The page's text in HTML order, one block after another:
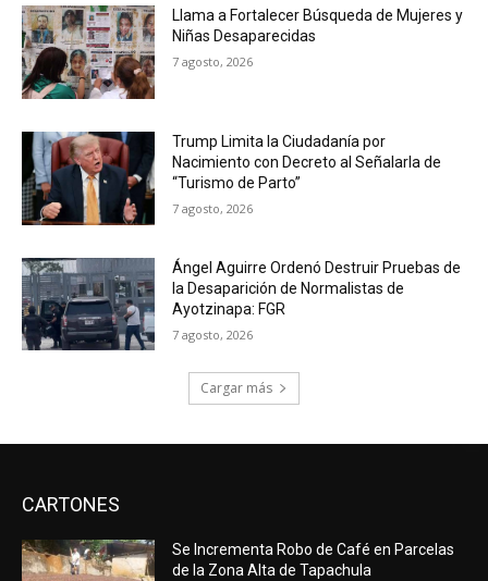
Llama a Fortalecer Búsqueda de Mujeres y
Niñas Desaparecidas
7 agosto, 2026
Trump Limita la Ciudadanía por
Nacimiento con Decreto al Señalarla de
“Turismo de Parto”
7 agosto, 2026
Ángel Aguirre Ordenó Destruir Pruebas de
la Desaparición de Normalistas de
Ayotzinapa: FGR
7 agosto, 2026
Cargar más
CARTONES
Se Incrementa Robo de Café en Parcelas
de la Zona Alta de Tapachula